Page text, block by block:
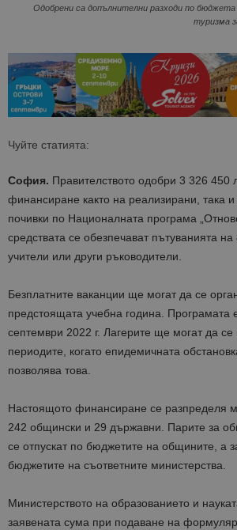
Одобрени са допълнителни разходи по
туризма
Чуйте статията:
София. Правителството одобри 3 326 450
финансиране както на реализирани, така
почивки по Националната програма
средствата се обезпечават пътуванията
учители или други ръководители.
Безплатните ваканции ще могат да се
предстоящата учебна година. Програмата
септември 2022 г. Лагерите ще могат да се
периодите, когато епидемичната
позволява това.
Настоящото финансиране се разпределя
242 общински и 29 държавни. Парите за
се отпускат по бюджетите на общините, а
бюджетите на съответните министерства.
Министерството на образованието и
заявената сума при подаване на